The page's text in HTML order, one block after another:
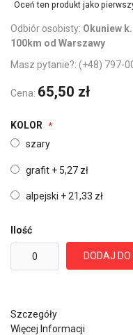
Oceń ten produkt jako
Odbiór osobisty: Okuniew
100km od Warszawy
Masz pytanie?: (+48) 797-
Cena: 65,50 zł
KOLOR
szary
grafit + 5,27 zł
alpejski +21,33 zł
Ilość
DODAJ
Szczegóły
Więcej Informacji